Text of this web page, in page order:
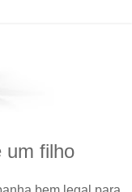
um filho